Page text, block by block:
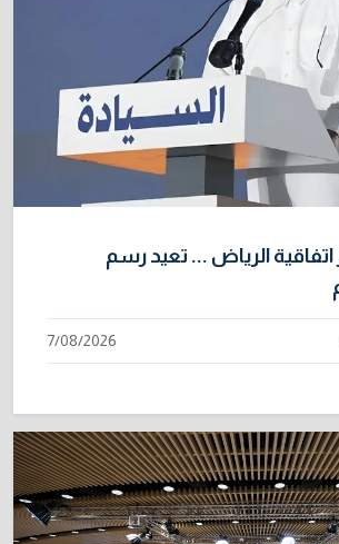
الرياض ... تعيد رسم
7/08/2026